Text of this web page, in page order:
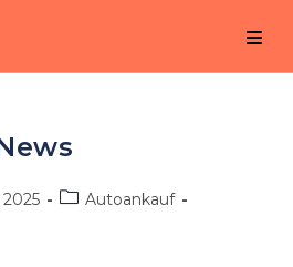
2025
Beitrags-
Autoankauf